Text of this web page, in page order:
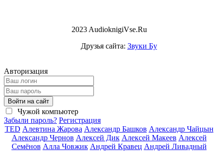
2023 AudioknigiVse.Ru
Друзья сайта: Звуки Бу
Авторизация
Войти на сайт
Чужой компьютер
Забыли пароль? Регистрация
TED Алевтина Жарова Александр Башков Александр Чайцын
Александр Чернов Алексей Дик Алексей Макеев Алексей
Семёнов Алла Човжик Андрей Кравец Андрей Ливадный